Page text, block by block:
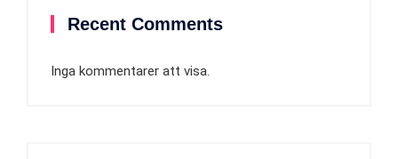
Recent Comments
Inga kommentarer att visa.